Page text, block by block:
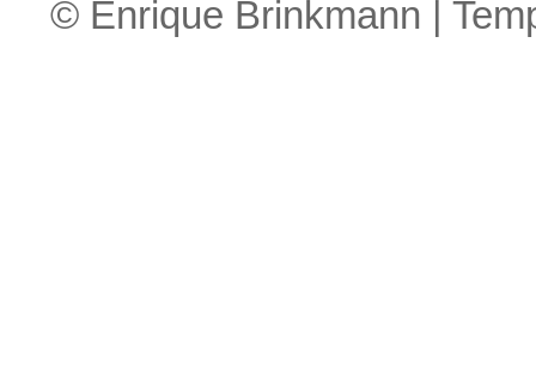
© Enrique Brinkmann |